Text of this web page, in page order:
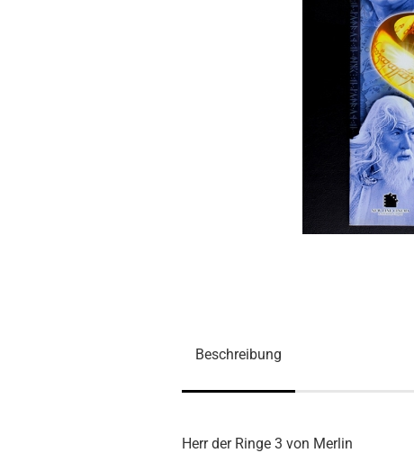
Beschreibung
Herr der Ringe 3 von Merlin